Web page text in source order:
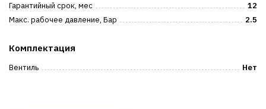
Гарантийный срок, мес
12
Макс. рабочее давление, Бар
2.5
Комплектация
Вентиль Нет